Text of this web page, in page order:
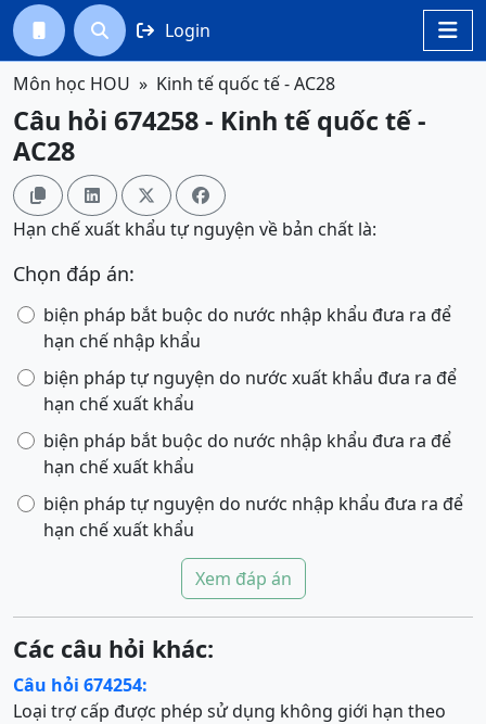

  Login
Môn học HOU Kinh tế quốc tế - AC28
Câu hỏi 674258 - Kinh tế quốc tế -
AC28
   
Hạn chế xuất khẩu tự nguyện về bản chất là:
Chọn đáp án:
biện pháp bắt buộc do nước nhập khẩu đưa ra để
hạn chế nhập khẩu
biện pháp tự nguyện do nước xuất khẩu đưa ra để
hạn chế xuất khẩu
biện pháp bắt buộc do nước nhập khẩu đưa ra để
hạn chế xuất khẩu
biện pháp tự nguyện do nước nhập khẩu đưa ra để
hạn chế xuất khẩu
Xem đáp án
Các câu hỏi khác:
Câu hỏi 674254:
Loại trợ cấp được phép sử dụng không giới hạn theo